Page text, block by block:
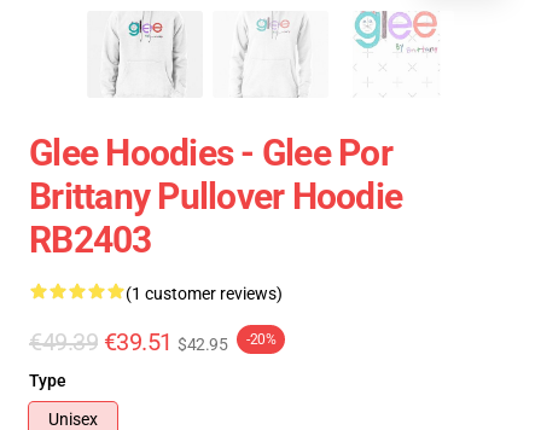
Glee Hoodies - Glee Por
Brittany Pullover Hoodie
RB2403
(1 customer reviews)
€49.39 €39.51 $42.95 -20%
Type
Unisex